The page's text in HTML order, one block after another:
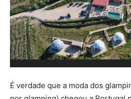
É verdade que a moda dos